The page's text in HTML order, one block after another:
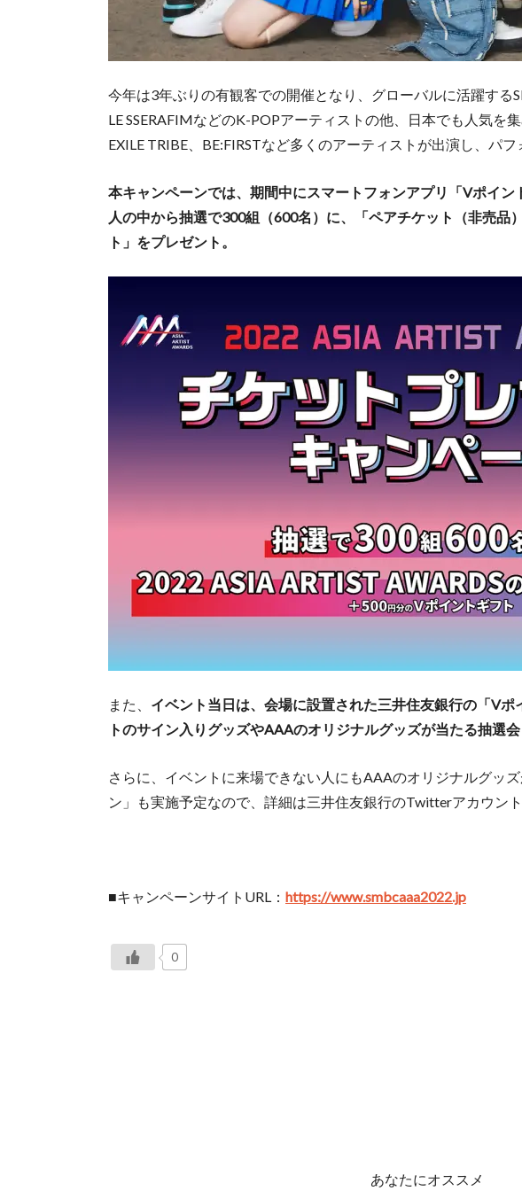
今年は3年ぶりの有観客での開催となり、グローバルに活躍する
LE SSERAFIMなどのK-POPアーティストの他、日本でも人気を
EXILE TRIBE、BE:FIRSTなど多くのアーティストが出演し、パフ
本キャンペーンでは、期間中にスマートフォンアプリ「Vポイ
人の中から抽選で300組（600名）に、「ペアチケット（非売品
ト」をプレゼント。
また、 イベント当日は、会場に設置された三井住友銀行の「V
トのサイン入りグッズやAAAのオリジナルグッズが当たる抽選
さらに、イベントに来場できない人にもAAAのオリジナルグッ
ン」も実施予定なので、詳細は三井住友銀行のTwitterアカウント
■キャンペーンサイトURL： https://www.smbcaaa2022.jp
0
あなたにオススメ